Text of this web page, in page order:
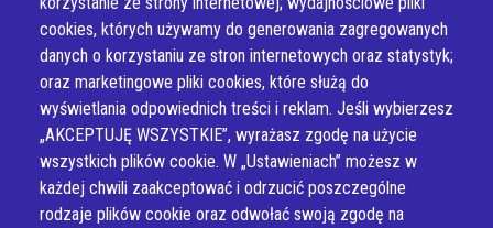
cookies, których używamy do generowania zagregowanych
danych o korzystaniu ze stron internetowych oraz statystyk;
oraz marketingowe pliki cookies, które służą do
wyświetlania odpowiednich treści i reklam. Jeśli wybierzesz
„AKCEPTUJĘ WSZYSTKIE”, wyrażasz zgodę na użycie
wszystkich plików cookie. W „Ustawieniach” możesz w
każdej chwili zaakceptować i odrzucić poszczególne
rodzaje plików cookie oraz odwołać swoją zgodę na
Newsletter